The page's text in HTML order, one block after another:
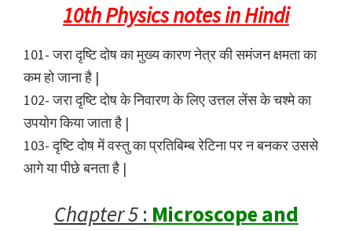
10th Physics notes in Hindi
101- जरा दृष्टि दोष का मुख्य कारण नेत्र की समंजन क्षमता का
कम हो जाना है |
102- जरा दृष्टि दोष के निवारण के लिए उत्तल लेंस के चश्मे का
उपयोग किया जाता है |
103- दृष्टि दोष में वस्तु का प्रतिबिम्ब रेटिना पर न बनकर उससे
आगे या पीछे बनता है |
Chapter 5: Microscope and